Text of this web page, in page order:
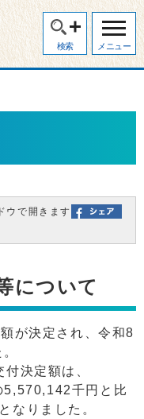
検索 メニュー
ウで開きます
について
が決定され、令和8
決定額は、
千円と比
なりました。